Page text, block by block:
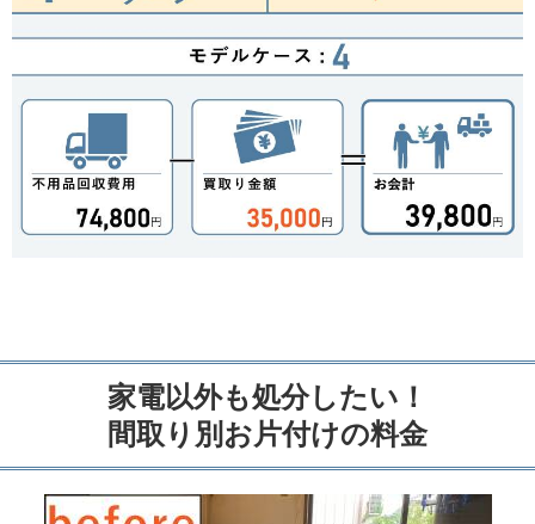
家電以外も処分したい！
間取り別お片付けの料金